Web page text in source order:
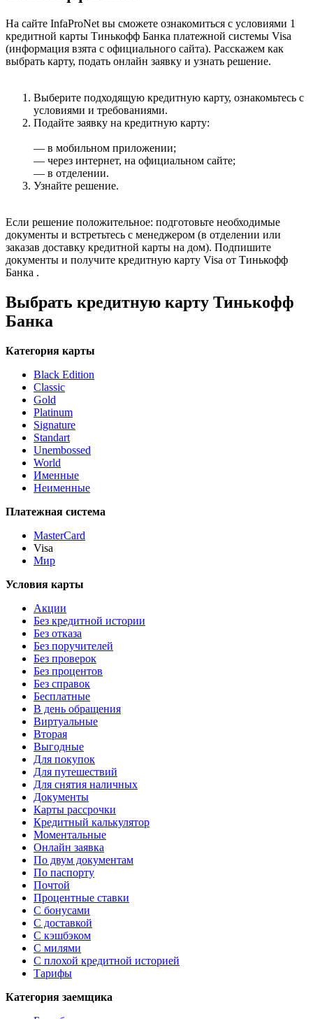
На сайте InfaProNet вы сможете ознакомиться с условиями 1
кредитной карты Тинькофф Банка платежной системы Visa
(информация взята с официального сайта). Расскажем как
выбрать карту, подать онлайн заявку и узнать решение.
Выберите подходящую кредитную карту, ознакомьтесь с
условиями и требованиями.
Подайте заявку на кредитную карту:
— в мобильном приложении;
— через интернет, на официальном сайте;
— в отделении.
Узнайте решение.
Если решение положительное: подготовьте необходимые
документы и встретьтесь с менеджером (в отделении или
заказав доставку кредитной карты на дом). Подпишите
документы и получите кредитную карту Visa от Тинькофф
Банка .
Выбрать кредитную карту Тинькофф
Банка
Категория карты
Black Edition
Classic
Gold
Platinum
Signature
Standart
Unembossed
World
Именные
Неименные
Платежная система
MasterCard
Visa
Мир
Условия карты
Акции
Без кредитной истории
Без отказа
Без поручителей
Без проверок
Без процентов
Без справок
Бесплатные
В день обращения
Виртуальные
Вторая
Выгодные
Для покупок
Для путешествий
Для снятия наличных
Документы
Карты рассрочки
Кредитный калькулятор
Моментальные
Онлайн заявка
По двум документам
По паспорту
Почтой
Процентные ставки
С бонусами
С доставкой
С кэшбэком
С милями
С плохой кредитной историей
Тарифы
Категория заемщика